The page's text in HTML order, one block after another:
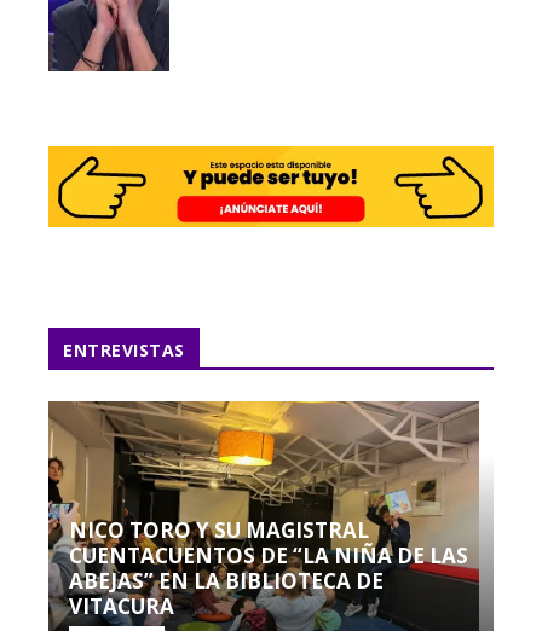
ENTREVISTAS
NICO TORO Y SU MAGISTRAL
CUENTACUENTOS DE “LA NIÑA DE LAS
ABEJAS” EN LA BIBLIOTECA DE
VITACURA